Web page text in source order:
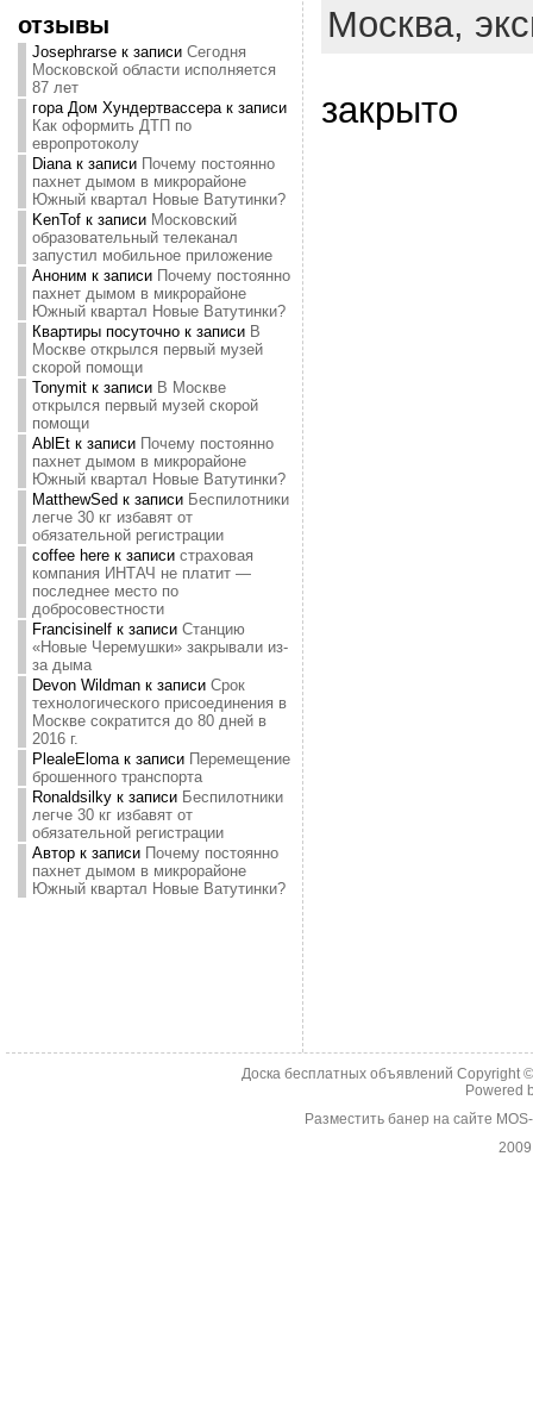
отзывы
Josephrarseк записи Сегодня
Московской области исполняется
87 лет
гора Дом Хундертвассерак записи
Как оформить ДТП по
европротоколу
Dianaк записи Почему постоянно
пахнет дымом в микрорайоне
Южный квартал Новые Ватутинки?
KenTofк записи Московский
образовательный телеканал
запустил мобильное приложение
Аноним к записи Почему постоянно
пахнет дымом в микрорайоне
Южный квартал Новые Ватутинки?
Квартиры посуточнок записи В
Москве открылся первый музей
скорой помощи
Tonymitк записи В Москве
открылся первый музей скорой
помощи
AblEtк записи Почему постоянно
пахнет дымом в микрорайоне
Южный квартал Новые Ватутинки?
MatthewSed к записи Беспилотники
легче 30 кг избавят от
обязательной регистрации
coffee hereк записи страховая
компания ИНТАЧ не платит —
последнее место по
добросовестности
Francisinelfк записи Станцию
«Новые Черемушки» закрывали из-
за дыма
Devon Wildmanк записи Срок
технологического присоединения в
Москве сократится до 80 дней в
2016 г.
PlealeElomaк записи Перемещение
брошенного транспорта
Ronaldsilkyк записи Беспилотники
легче 30 кг избавят от
обязательной регистрации
Авторк записи Почему постоянно
пахнет дымом в микрорайоне
Южный квартал Новые Ватутинки?
Москва,
закрыто
Доска бесплатных объявлений Copyright
Powered
Разместить банер на сайте